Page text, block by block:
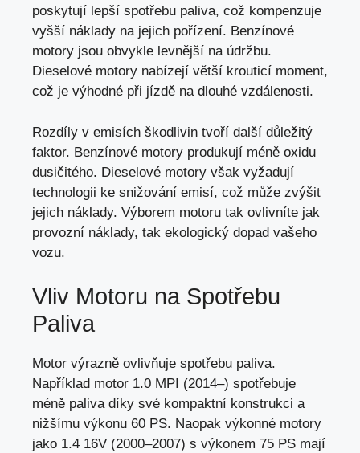
poskytují lepší spotřebu paliva, což kompenzuje
vyšší náklady na jejich pořízení. Benzínové
motory jsou obvykle levnější na údržbu.
Dieselové motory nabízejí větší krouticí moment,
což je výhodné při jízdě na dlouhé vzdálenosti.
Rozdíly v emisích škodlivin tvoří další důležitý
faktor. Benzínové motory produkují méně oxidu
dusičitého. Dieselové motory však vyžadují
technologii ke snižování emisí, což může zvýšit
jejich náklady. Výborem motoru tak ovlivníte jak
provozní náklady, tak ekologický dopad vašeho
vozu.
Vliv Motoru na Spotřebu
Paliva
Motor výrazně ovlivňuje spotřebu paliva.
Například motor 1.0 MPI (2014–) spotřebuje
méně paliva díky své kompaktní konstrukci a
nižšímu výkonu 60 PS. Naopak výkonné motory
jako 1.4 16V (2000–2007) s výkonem 75 PS mají